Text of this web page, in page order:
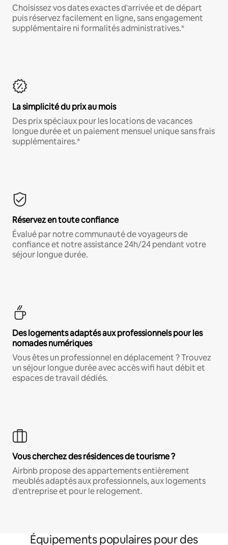
Choisissez vos dates exactes d'arrivée et de départ
puis réservez facilement en ligne, sans engagement
supplémentaire ni formalités administratives.*
La simplicité du prix au mois
Des prix spéciaux pour les locations de vacances
longue durée et un paiement mensuel unique sans frais
supplémentaires.*
Réservez en toute confiance
Évalué par notre communauté de voyageurs de
confiance et notre assistance 24h/24 pendant votre
séjour longue durée.
Des logements adaptés aux professionnels pour les
nomades numériques
Vous êtes un professionnel en déplacement ? Trouvez
un séjour longue durée avec accès wifi haut débit et
espaces de travail dédiés.
Vous cherchez des résidences de tourisme ?
Airbnb propose des appartements entièrement
meublés adaptés aux professionnels, aux logements
d'entreprise et pour le relogement.
Équipements populaires pour des